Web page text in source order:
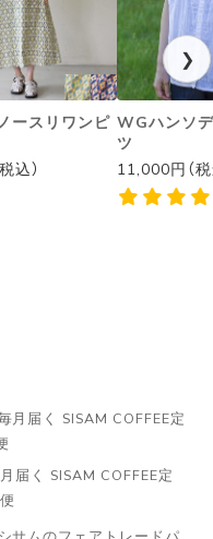
ースリワンピ
込）
WGハンソ
ツ
11,000円（税
❯
届く SISAM COFFEE定